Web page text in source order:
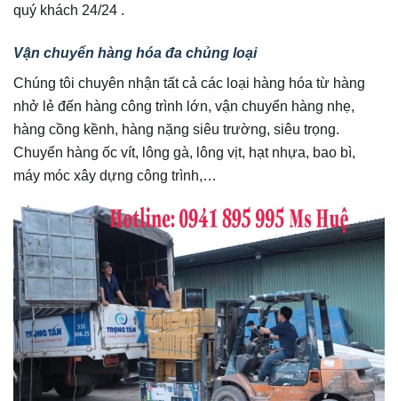
quý khách 24/24 .
Vận chuyển hàng hóa đa chủng loại
Chúng tôi chuyên nhận tất cả các loại hàng hóa từ hàng
nhở lẻ đến hàng công trình lớn, vận chuyển hàng nhẹ,
hàng cồng kềnh, hàng nặng siêu trường, siêu trọng.
Chuyển hàng ốc vít, lông gà, lông vịt, hạt nhựa, bao bì,
máy móc xây dựng công trình,…